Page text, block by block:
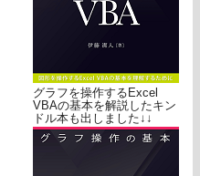
グラフを操作するExcel
VBAの基本を解説したキン
ドル本も出しました↓↓